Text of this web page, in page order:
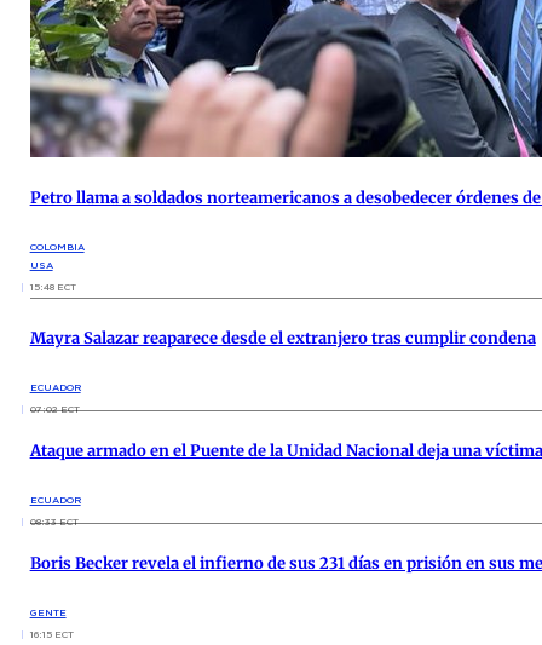
Petro llama a soldados norteamericanos a desobedecer órdenes
COLOMBIA
USA
15:48 ECT
Mayra Salazar reaparece desde el extranjero tras cumplir condena
ECUADOR
07:02 ECT
Ataque armado en el Puente de la Unidad Nacional deja una
ECUADOR
08:33 ECT
Boris Becker revela el infierno de sus 231 días en prisión en sus
GENTE
16:15 ECT